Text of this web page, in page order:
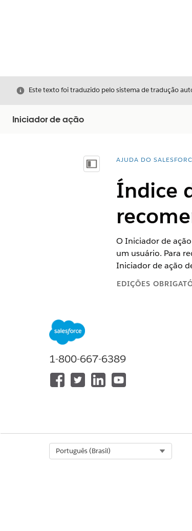
Fechar
Este texto foi traduzido pelo sistema de tradução
Iniciador de ação
Mostrar índiceVocê está aqui:
AJUDA DO
Índice
O Iniciador de
um usuário. Para
Iniciador de ação
EDIÇÕES
Disponível em:
Criar um índice
Crie um índice
Criar um índice
Crie um índice
ESTE ARTIGO
Diga-nos para
1-800-667-6389
Português (Brasil)